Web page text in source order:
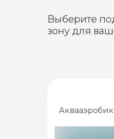
Выберите
зону для